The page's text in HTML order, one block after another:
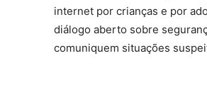
internet por crianças e por
diálogo aberto sobre
comuniquem situações